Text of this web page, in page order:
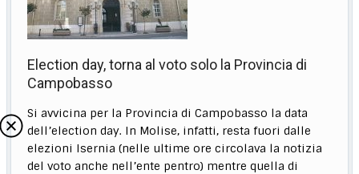
Election day, torna al voto solo la Provincia di
Campobasso
Si avvicina per la Provincia di Campobasso la data
dell’election day. In Molise, infatti, resta fuori dalle
elezioni Isernia (nelle ultime ore circolava la notizia
del voto anche nell’ente pentro) mentre quella di